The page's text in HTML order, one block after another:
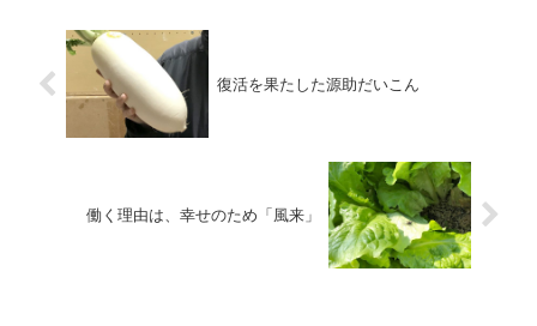
復活を果たした源助だいこん
働く理由は、幸せのため「風来」